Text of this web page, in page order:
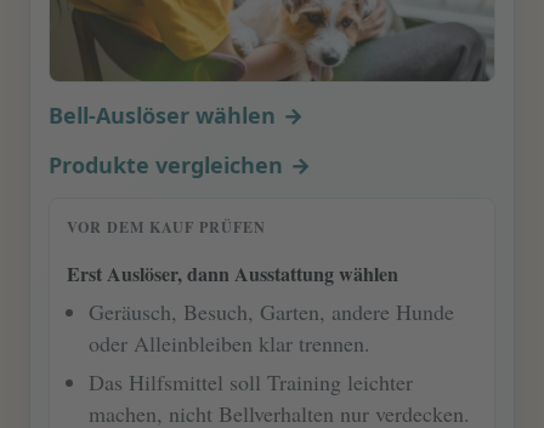
Bell-Auslöser wählen
Produkte vergleichen
VOR DEM KAUF PRÜFEN
Erst Auslöser, dann Ausstattung wählen
Geräusch, Besuch, Garten, andere Hunde
oder Alleinbleiben klar trennen.
Das Hilfsmittel soll Training leichter
machen, nicht Bellverhalten nur verdecken.